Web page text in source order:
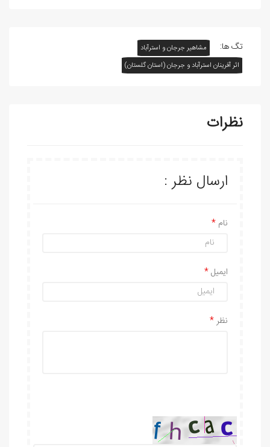
تگ ها:
مشاهیر جرجان و استرآباد
اثر آفرينان استرآباد و جرجان (استان گلستان)
نظرات
ارسال نظر :
نام
ایمیل
نظر